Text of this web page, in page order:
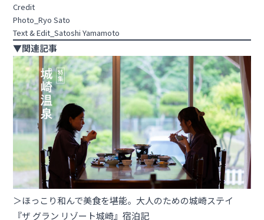
Credit
Photo_Ryo Sato
Text & Edit_Satoshi Yamamoto
▼関連記事
＞ほっこり和んで美食を堪能。大人のための城崎ステイ
『ザ グラン リゾート城崎』宿泊記